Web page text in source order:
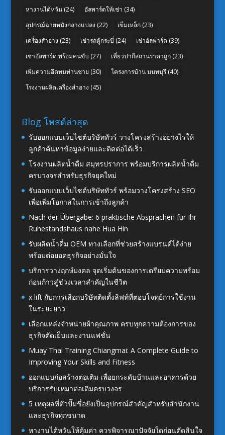
หางานไต้หวัน(24) อัลพาร์ดให้เช่า (34)
อุปกรณ์ฉายหนังกลางแปลง (22) เข็มเหล็ก(23)
เครื่องสำอาง (23) เช่ารถตู้กระบี่ (24) เช่าอัลพาร์ด (39)
เช่าอัลพาร์ด พร้อมคนขับ (27) เที่ยวปากีสถานราคาถูก(23)
เพิ่มความอึดทนท่านชาย (30) โครงการบ้าน นนทบุรี(40)
โรงงานผลิตเครื่องสำอาง (45)
Blog โพสต์ล่าสุด
รับออกแบบเว็บไซต์บริษัททัวร์ วางโครงสร้างอย่างไรให้
ลูกค้าค้นหาข้อมูลง่ายและติดต่อได้เร็ว
โรงงานผลิตน้ำดื่ม สมุทรปราการ พร้อมบริการผลิตน้ำดื่ม
ครบวงจรสำหรับธุรกิจยุคใหม่
รับออกแบบเว็บไซต์บริษัททัวร์ พร้อมวางโครงสร้าง SEO
เพื่อเพิ่มโอกาสในการเข้าถึงลูกค้า
Nach der Übergabe: 6 praktische Absprachen für Ihr
Ruhestandshaus nahe Hua Hin
รับผลิตน้ำดื่ม OEM ทางเลือกที่ช่วยสร้างแบรนด์ได้ง่าย
พร้อมต่อยอดธุรกิจอย่างมั่นใจ
บริการวางฤกษ์มงคล จุดเริ่มต้นของการเตรียมความพร้อม
ก่อนก้าวสู่ช่วงเวลาสำคัญในชีวิต
x lift กับการเลือกบริษัทติดตั้งลิฟท์ที่ตอบโจทย์การใช้งาน
ในระยะยาว
เลือกแหล่งจำหน่ายผ้าคุณภาพ ครบทุกความต้องการของ
ธุรกิจตัดเย็บและงานแฟชั่น
Muay Thai Training Chiangmai: A Complete Guide to
Improving Your Skills and Fitness
ออกแบบก่อสร้างต่อเติม เพื่อยกระดับบ้านและอาคารด้วย
บริการรับเหมาต่อเติมครบวงจร
5 เหตุผลที่ตัวปั๊มชื่อยังเป็นอุปกรณ์สำคัญสำหรับสำนักงาน
และธุรกิจทุกขนาด
หางานไต้หวันให้คุ้มค่า ควรพิจารณาปัจจัยใดก่อนตัดสินใจ